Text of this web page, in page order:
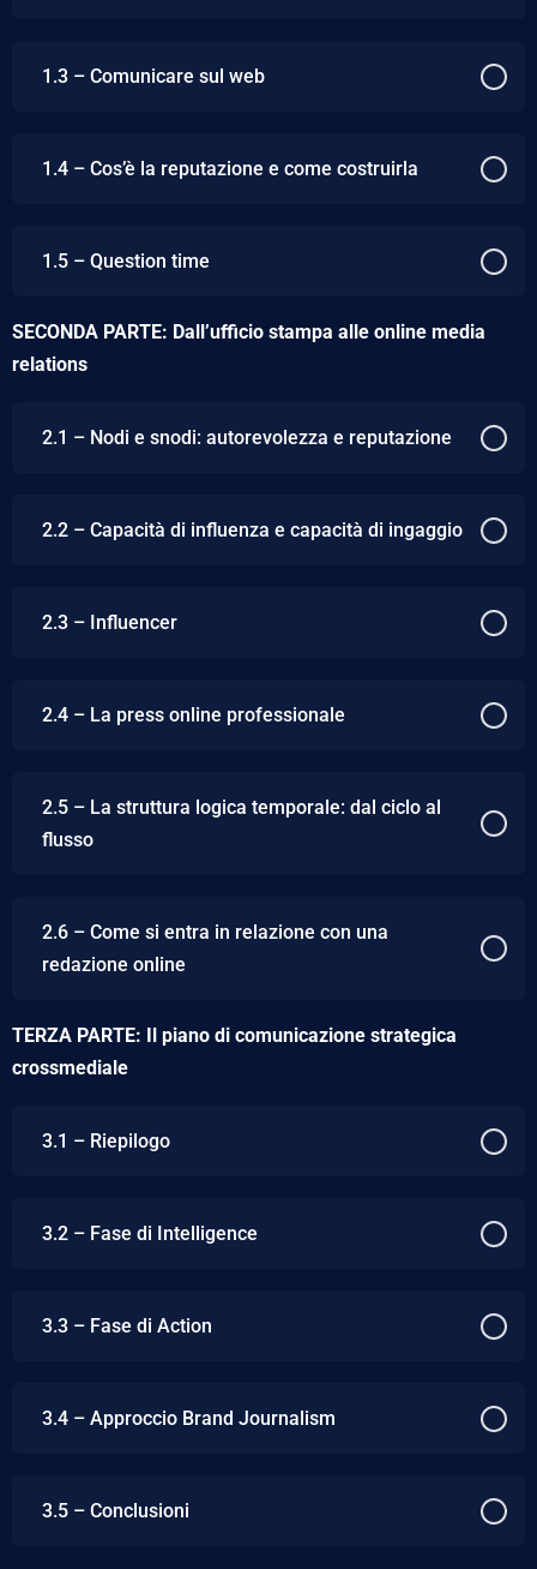
1.3 – Comunicare sul web
1.4 – Cos’è la reputazione e come costruirla
1.5 – Question time
SECONDA PARTE: Dall’ufficio stampa alle online media
relations
2.1 – Nodi e snodi: autorevolezza e reputazione
2.2 – Capacità di influenza e capacità di ingaggio
2.3 – Influencer
2.4 – La press online professionale
2.5 – La struttura logica temporale: dal ciclo al
flusso
2.6 – Come si entra in relazione con una
redazione online
TERZA PARTE: Il piano di comunicazione strategica
crossmediale
3.1 – Riepilogo
3.2 – Fase di Intelligence
3.3 – Fase di Action
3.4 – Approccio Brand Journalism
3.5 – Conclusioni